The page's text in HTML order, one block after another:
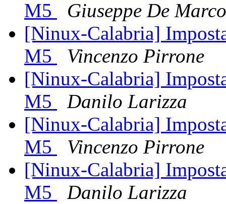
M5
Giuseppe De Marco
[Ninux-Calabria]
M5
Vincenzo Pirrone
[Ninux-Calabria]
M5
Danilo Larizza
[Ninux-Calabria]
M5
Vincenzo Pirrone
[Ninux-Calabria]
M5
Danilo Larizza